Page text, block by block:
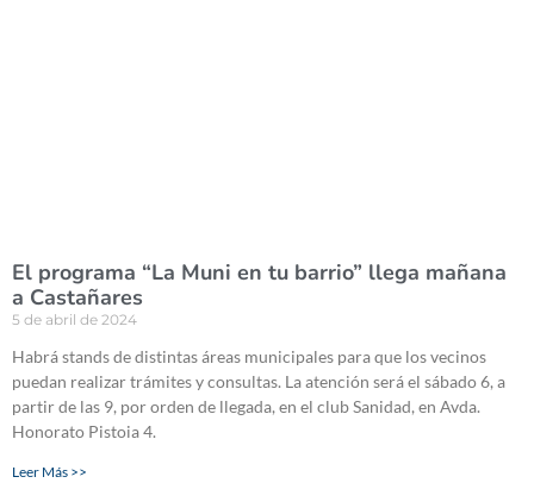
El programa “La Muni en tu barrio” llega mañana
a Castañares
5 de abril de 2024
Habrá stands de distintas áreas municipales para que los vecinos
puedan realizar trámites y consultas. La atención será el sábado 6, a
partir de las 9, por orden de llegada, en el club Sanidad, en Avda.
Honorato Pistoia 4.
Leer Más >>